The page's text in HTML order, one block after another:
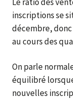
inscriptions se
décembre,
au cours des
On parle
équilibré
nouvelles